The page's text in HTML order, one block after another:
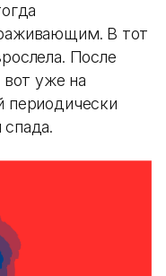
В тот
После
вот уже на
периодически